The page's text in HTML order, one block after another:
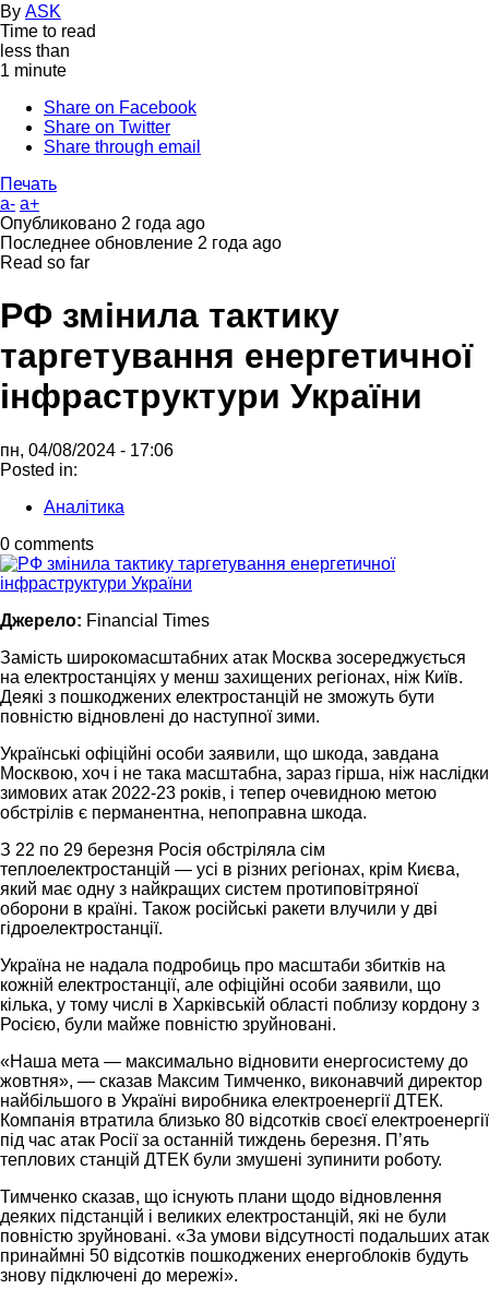
By ASK
Time to read
less than
1 minute
Share on Facebook
Share on Twitter
Share through email
Печать
a- a+
Опубликовано 2 года ago
Последнее обновление 2 года ago
Read so far
РФ змінила тактику
таргетування енергетичної
інфраструктури України
пн, 04/08/2024 - 17:06
Posted in:
Аналітика
0 comments
Джерело: Financial Times
Замість широкомасштабних атак Москва зосереджується
на електростанціях у менш захищених регіонах, ніж Київ.
Деякі з пошкоджених електростанцій не зможуть бути
повністю відновлені до наступної зими.
Українські офіційні особи заявили, що шкода, завдана
Москвою, хоч і не така масштабна, зараз гірша, ніж наслідки
зимових атак 2022-23 років, і тепер очевидною метою
обстрілів є перманентна, непоправна шкода.
З 22 по 29 березня Росія обстріляла сім
теплоелектростанцій — усі в різних регіонах, крім Києва,
який має одну з найкращих систем протиповітряної
оборони в країні. Також російські ракети влучили у дві
гідроелектростанції.
Україна не надала подробиць про масштаби збитків на
кожній електростанції, але офіційні особи заявили, що
кілька, у тому числі в Харківській області поблизу кордону з
Росією, були майже повністю зруйновані.
«Наша мета — максимально відновити енергосистему до
жовтня», — сказав Максим Тимченко, виконавчий директор
найбільшого в Україні виробника електроенергії ДТЕК.
Компанія втратила близько 80 відсотків своєї електроенергії
під час атак Росії за останній тиждень березня. П’ять
теплових станцій ДТЕК були змушені зупинити роботу.
Тимченко сказав, що існують плани щодо відновлення
деяких підстанцій і великих електростанцій, які не були
повністю зруйновані. «За умови відсутності подальших атак
принаймні 50 відсотків пошкоджених енергоблоків будуть
знову підключені до мережі».